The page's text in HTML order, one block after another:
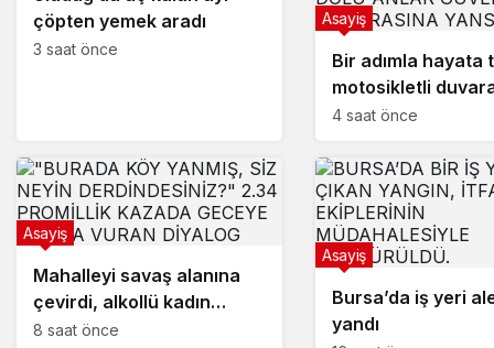
çöpten yemek aradı
3 saat önce
Bir adımla hayata
motosikletli
çarparak can
Asayiş
4 saat önce
Mahalleyi savaş alanına
çevirdi, alkollü kadın
sürücü karıştığı kazayı
Asayiş
8 saat önce
Bursa’da iş yeri
yandı
Asayiş